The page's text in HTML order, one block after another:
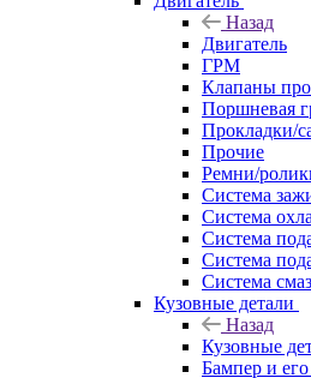
Назад
Двигатель
ГРМ
Клапаны
Поршневая
Прокладки/
Прочие
Ремни/
Система
Система
Система
Система
Система
Кузовные детали
Назад
Кузовные
Бампер и его